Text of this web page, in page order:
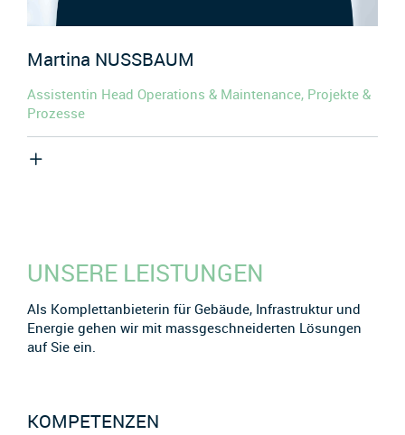
Martina NUSSBAUM
Assistentin Head Operations & Maintenance, Projekte &
Prozesse
UNSERE LEISTUNGEN
Als Komplettanbieterin für Gebäude, Infrastruktur und
Energie gehen wir mit massgeschneiderten Lösungen
auf Sie ein.
KOMPETENZEN